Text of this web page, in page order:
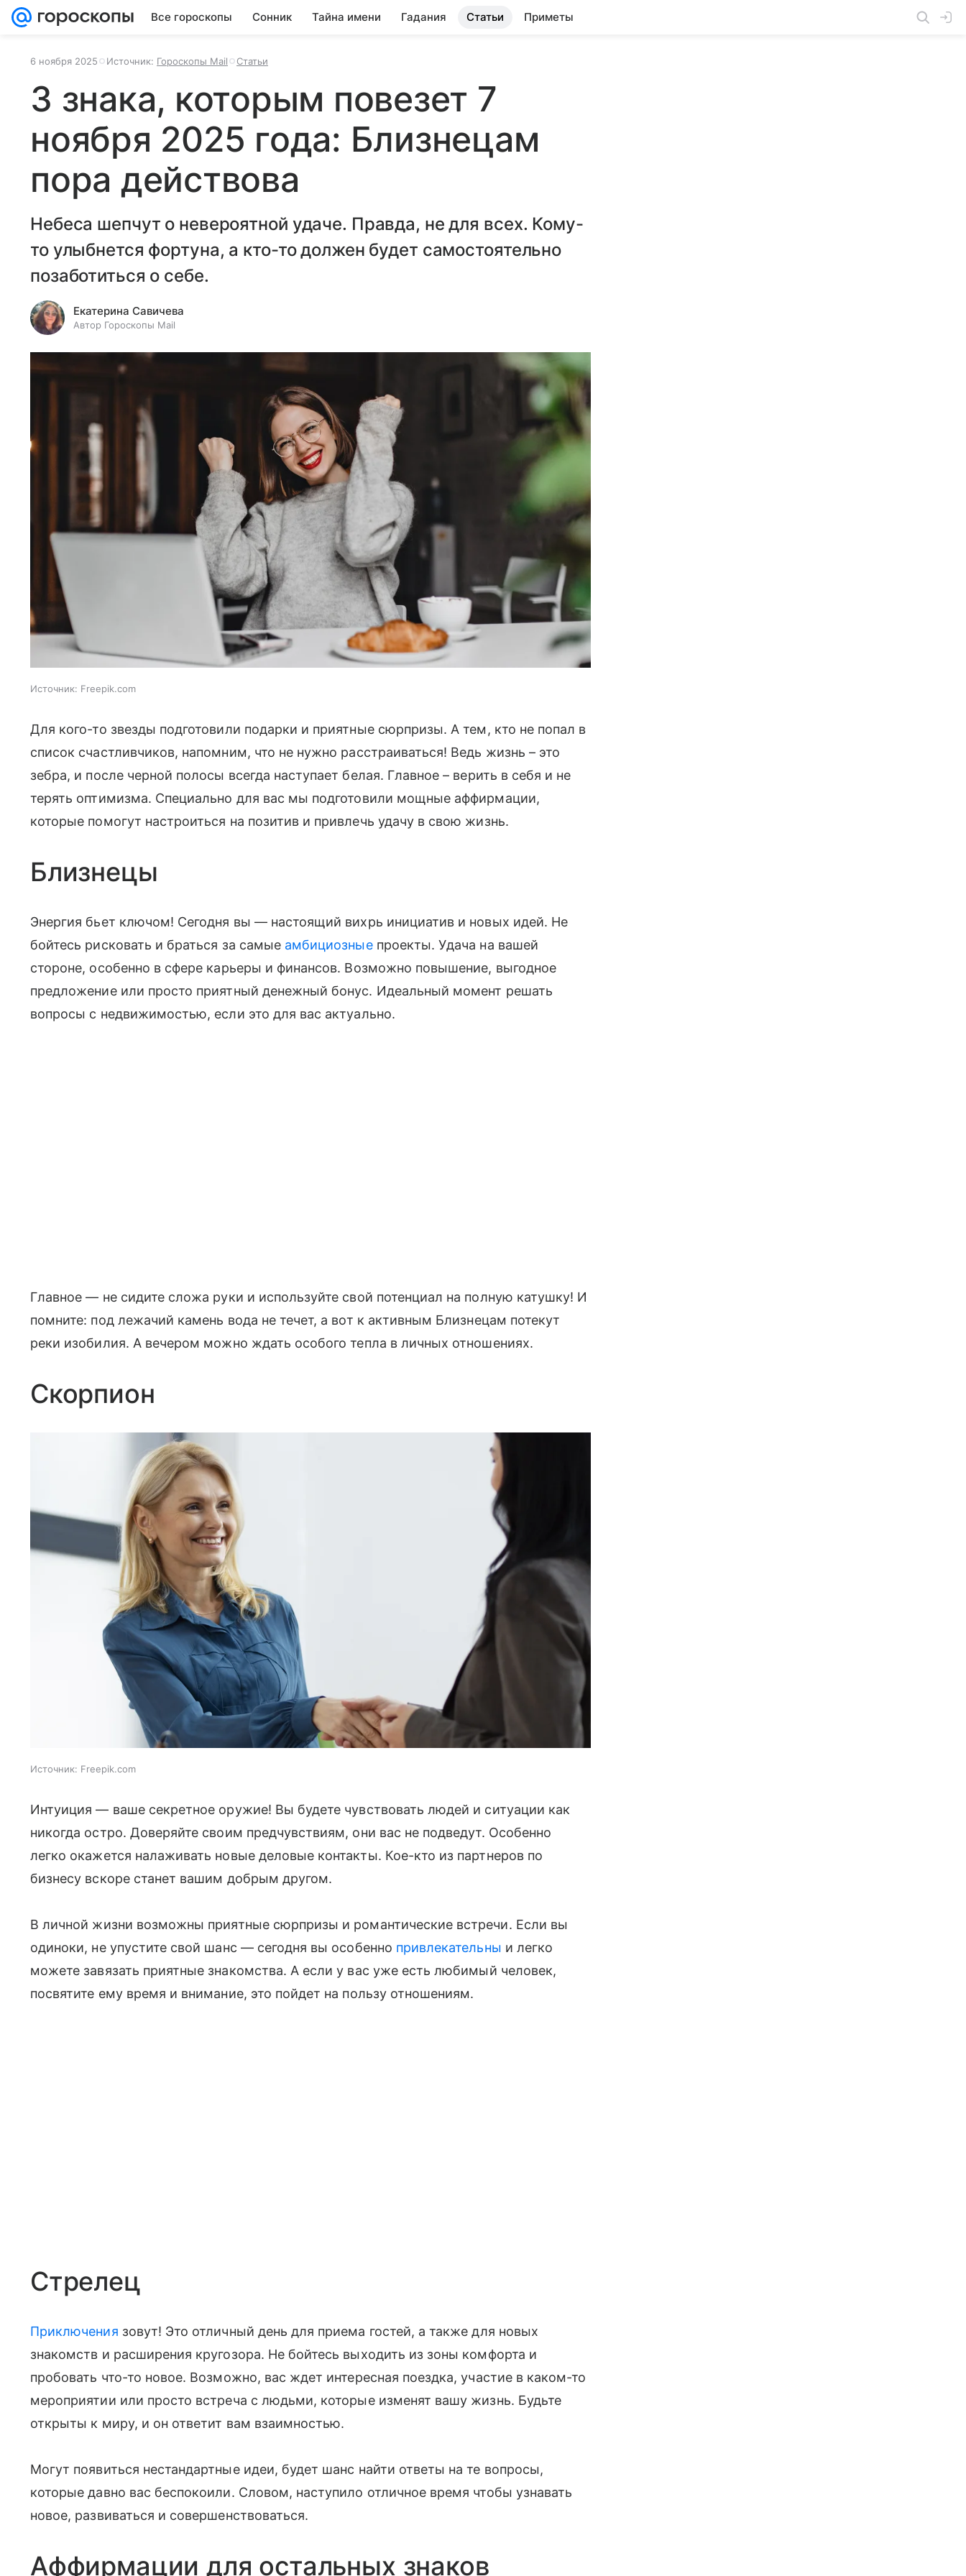
Все гороскопы Сонник Тайна имени Гадания Статьи Приметы
6 ноября 2025 Источник: Гороскопы Mail Статьи
3 знака, которым повезет 7
ноября 2025 года: Близнецам
пора действова
Небеса шепчут о невероятной удаче. Правда, не для всех. Кому-
то улыбнется фортуна, а кто-то должен будет самостоятельно
позаботиться о себе.
Екатерина Савичева
Автор Гороскопы Mail
Источник: Freepik.com
Для кого-то звезды подготовили подарки и приятные сюрпризы. А тем, кто не попал в
список счастливчиков, напомним, что не нужно расстраиваться! Ведь жизнь – это
зебра, и после черной полосы всегда наступает белая. Главное – верить в себя и не
терять оптимизма. Специально для вас мы подготовили мощные аффирмации,
которые помогут настроиться на позитив и привлечь удачу в свою жизнь.
Близнецы
Энергия бьет ключом! Сегодня вы — настоящий вихрь инициатив и новых идей. Не
бойтесь рисковать и браться за самые амбициозныепроекты. Удача на вашей
стороне, особенно в сфере карьеры и финансов. Возможно повышение, выгодное
предложение или просто приятный денежный бонус. Идеальный момент решать
вопросы с недвижимостью, если это для вас актуально.
Главное — не сидите сложа руки и используйте свой потенциал на полную катушку! И
помните: под лежачий камень вода не течет, а вот к активным Близнецам потекут
реки изобилия. А вечером можно ждать особого тепла в личных отношениях.
Скорпион
Источник: Freepik.com
Интуиция — ваше секретное оружие! Вы будете чувствовать людей и ситуации как
никогда остро. Доверяйте своим предчувствиям, они вас не подведут. Особенно
легко окажется налаживать новые деловые контакты. Кое-кто из партнеров по
бизнесу вскоре станет вашим добрым другом.
В личной жизни возможны приятные сюрпризы и романтические встречи. Если вы
одиноки, не упустите свой шанс — сегодня вы особенно привлекательны и легко
можете завязать приятные знакомства. А если у вас уже есть любимый человек,
посвятите ему время и внимание, это пойдет на пользу отношениям.
Стрелец
Приключения зовут! Это отличный день для приема гостей, а также для новых
знакомств и расширения кругозора. Не бойтесь выходить из зоны комфорта и
пробовать что-то новое. Возможно, вас ждет интересная поездка, участие в каком-то
мероприятии или просто встреча с людьми, которые изменят вашу жизнь. Будьте
открыты к миру, и он ответит вам взаимностью.
Могут появиться нестандартные идеи, будет шанс найти ответы на те вопросы,
которые давно вас беспокоили. Словом, наступило отличное время чтобы узнавать
новое, развиваться и совершенствоваться.
Аффирмации для остальных знаков